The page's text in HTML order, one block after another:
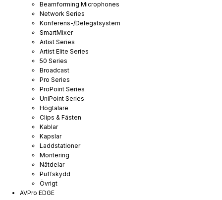
Beamforming Microphones
Network Series
Konferens-/Delegatsystem
SmartMixer
Artist Series
Artist Elite Series
50 Series
Broadcast
Pro Series
ProPoint Series
UniPoint Series
Högtalare
Clips & Fästen
Kablar
Kapslar
Laddstationer
Montering
Nätdelar
Puffskydd
Övrigt
AVPro EDGE